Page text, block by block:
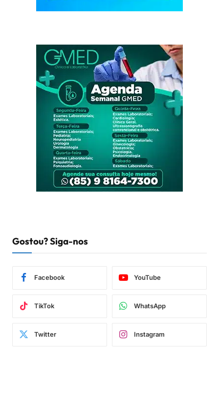
Gostou? Siga-nos
Facebook YouTube
TikTok WhatsApp
Twitter Instagram